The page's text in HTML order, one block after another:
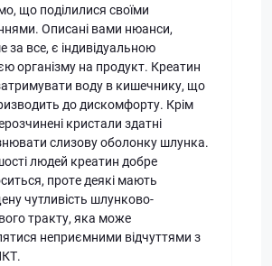
що поділилися своїми
Описані вами нюанси,
за все, є індивідуальною
організму на продукт. Креатин
воду в кишечнику, що
до дискомфорту. Крім
кристали здатні
слизову оболонку шлунка.
людей креатин добре
проте деякі мають
чутливість шлунково-
тракту, яка може
неприємними відчуттями з